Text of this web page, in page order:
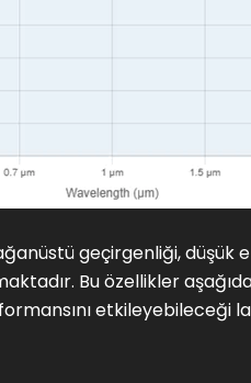
geçirgenliği, düşük
Bu özellikler
etkileyebileceği